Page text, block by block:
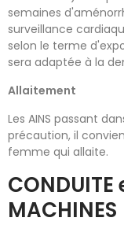
semaines
surveillance
selon le terme
sera adaptée à la
Allaitement
Les AINS passant
précaution, il
femme qui allaite.
CONDUITE
MACHINES